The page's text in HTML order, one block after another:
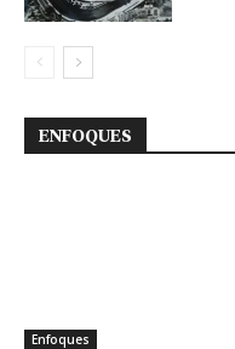
ENFOQUES
Enfoques